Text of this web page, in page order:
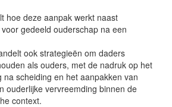
hoe deze aanpak werkt naast
gedeeld ouderschap na een
ook strategieën om daders
als ouders, met de nadruk op het
na scheiding en het aanpakken van
ouderlijke vervreemding binnen de
context.